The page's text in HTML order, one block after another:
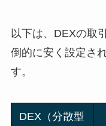
以下は、DEXの取
倒的に安く設定さ
す。
DEX（分散型